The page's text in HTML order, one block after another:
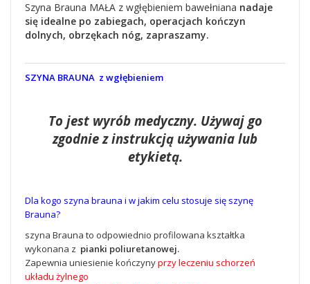
Szyna Brauna MAŁA z wgłębieniem bawełniana nadaje
się idealne po zabiegach, operacjach kończyn
dolnych, obrzękach nóg, zapraszamy.
SZYNA BRAUNA z wgłębieniem
To jest wyrób medyczny. Używaj go
zgodnie z instrukcją używania lub
etykietą.
Dla kogo szyna brauna i w jakim celu stosuje się szynę
Brauna?
szyna Brauna to odpowiednio profilowana kształtka
wykonana z pianki poliuretanowej.
Zapewnia uniesienie kończynyprzy leczeniu schorzeń
układu żylnego